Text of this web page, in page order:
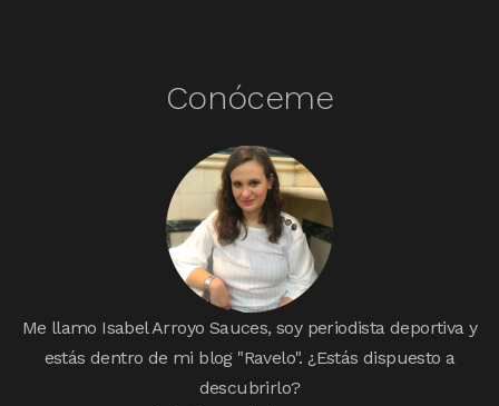
Conóceme
Me llamo Isabel Arroyo Sauces, soy periodista deportiva y
estás dentro de mi blog "Ravelo". ¿Estás dispuesto a
descubrirlo?